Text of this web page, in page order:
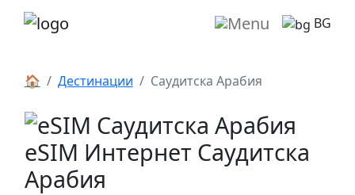
BG
🏠 Дестинации Саудитска Арабия
eSIM Интернет Саудитска
Арабия